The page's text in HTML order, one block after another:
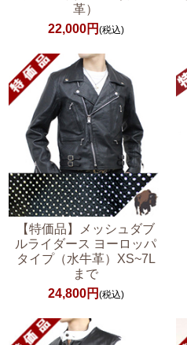
革）
22,000円 (税込)
【特価品】メッシュダブ
ルライダース ヨーロッパ
タイプ（水牛革）XS~7L
まで
24,800円 (税込)